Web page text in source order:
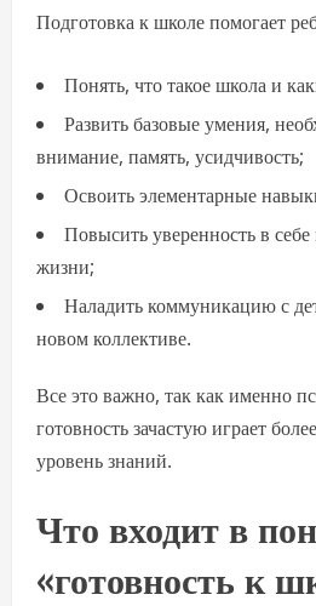
Подготовка к школе помогает
Понять, что такое школа и
Развить базовые умения,
внимание, память, усидчивость;
Освоить элементарные
Повысить уверенность в
жизни;
Наладить коммуникацию с
новом коллективе.
Все это важно, так как именно
готовность зачастую играет
уровень знаний.
Что входит в
«готовность к